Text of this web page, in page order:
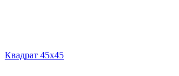
Квадрат 45х45